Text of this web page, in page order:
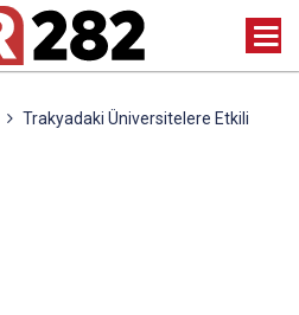
Trakyadaki Üniversitelere Etkili